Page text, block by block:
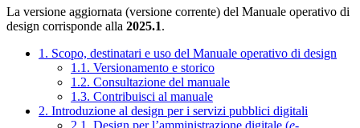
La versione aggiornata (versione corrente) del Manuale operativo di
design corrisponde alla 2025.1.
1. Scopo, destinatari e uso del Manuale operativo di design
1.1. Versionamento e storico
1.2. Consultazione del manuale
1.3. Contribuisci al manuale
2. Introduzione al design per i servizi pubblici digitali
2.1. Design per l’amministrazione digitale (e-